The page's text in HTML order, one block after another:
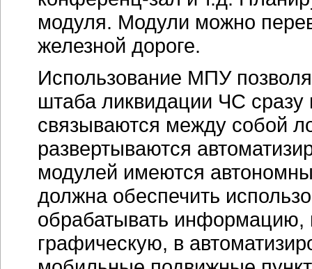
модуля. Модули можно
железной дороге.
Использование МПУ
штаба ликвидации ЧС
связываются между собой
развертываются
модулей имеются
должна обеспечить
обрабатывать информацию,
графическую, в